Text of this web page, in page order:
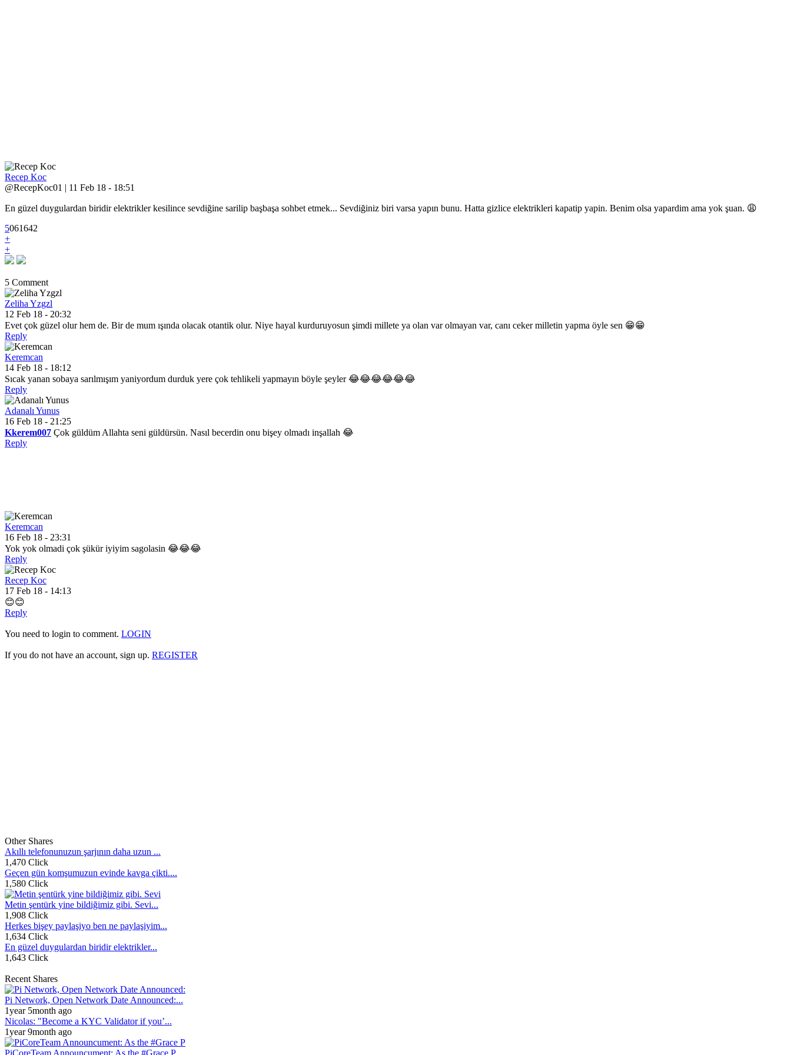
Recep Koc
@RecepKoc01 | 11 Feb 18 - 18:51
En güzel duygulardan biridir elektrikler kesilince sevdiğine sarilip başbaşa sohbet etmek... Sevdiğiniz biri varsa yapın bunu. Hatta gizlice elektrikleri kapatip yapin. Benim olsa yapardim ama yok şuan. 😩
5061642
+
+
5 Comment
Zeliha Yzgzl
12 Feb 18 - 20:32
Evet çok güzel olur hem de. Bir de mum ışında olacak otantik olur. Niye hayal kurduruyosun şimdi millete ya olan var olmayan var, canı ceker milletin yapma öyle sen 😁😁
Reply
Keremcan
14 Feb 18 - 18:12
Sıcak yanan sobaya sarılmışım yaniyordum durduk yere çok tehlikeli yapmayın böyle şeyler 😂😂😂😂😂😂
Reply
Adanalı Yunus
16 Feb 18 - 21:25
Kkerem007 Çok güldüm Allahta seni güldürsün. Nasıl becerdin onu bişey olmadı inşallah 😂
Reply
Keremcan
16 Feb 18 - 23:31
Yok yok olmadi çok şükür iyiyim sagolasin 😂😂😂
Reply
Recep Koc
17 Feb 18 - 14:13
😊😊
Reply
You need to login to comment. LOGIN
If you do not have an account, sign up. REGISTER
Other Shares
Akıllı telefonunuzun şarjının daha uzun ...
1,470 Click
Geçen gün komşumuzun evinde kavga çikti....
1,580 Click
Metin şentürk yine bildiğimiz gibi. Sevi...
1,908 Click
Herkes bişey paylaşiyo ben ne paylaşiyim...
1,634 Click
En güzel duygulardan biridir elektrikler...
1,643 Click
Recent Shares
Pi Network, Open Network Date Announced:...
1year 5month ago
Nicolas: "Become a KYC Validator if you’...
1year 9month ago
PiCoreTeam Announcument: As the #Grace P...